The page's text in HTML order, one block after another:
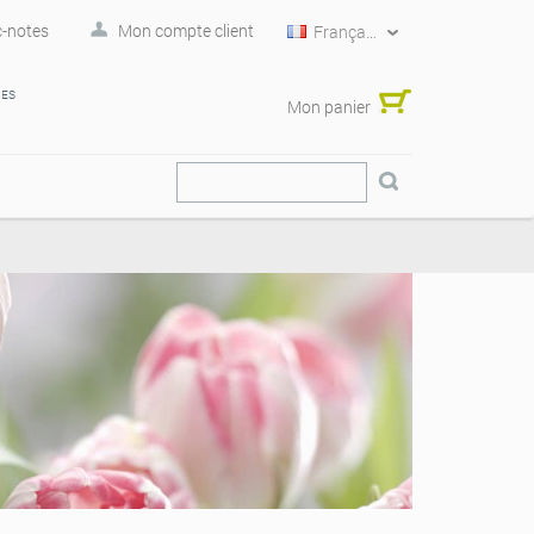
notes Mon compte client Français
Mon panier